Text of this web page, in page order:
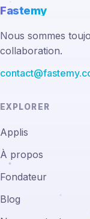
Fastemy
Nous sommes
collaboration.
EXPLORER
Applis
À propos
Fondateur
Blog